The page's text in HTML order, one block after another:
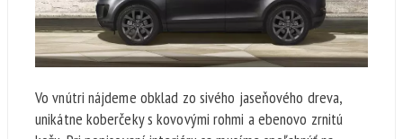
Vo vnútri nájdeme obklad zo sivého jaseňového dreva,
unikátne koberčeky s kovovými rohmi a ebenovo zrnitú